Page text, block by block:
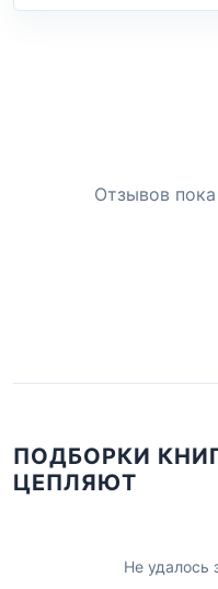
Отзывов
ПОДБОРКИ
ЦЕПЛЯЮТ
Не удалось